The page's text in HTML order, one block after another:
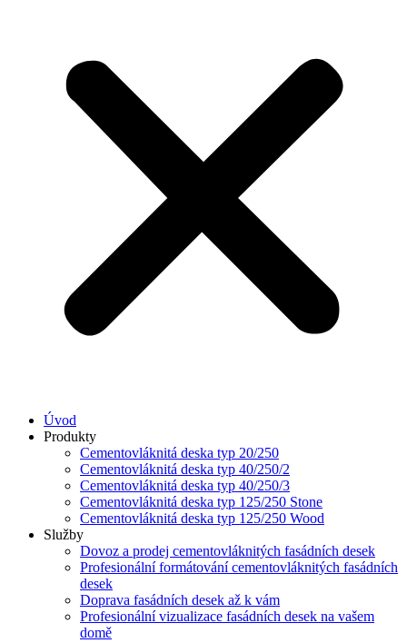
Úvod
Produkty
Cementovláknitá deska typ 20/250
Cementovláknitá deska typ 40/250/2
Cementovláknitá deska typ 40/250/3
Cementovláknitá deska typ 125/250 Stone
Cementovláknitá deska typ 125/250 Wood
Služby
Dovoz a prodej cementovláknitých fasádních desek
Profesionální formátování cementovláknitých fasádních
desek
Doprava fasádních desek až k vám
Profesionální vizualizace fasádních desek na vašem
domě